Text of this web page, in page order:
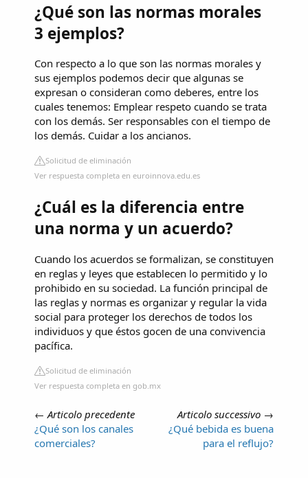
¿Qué son las normas morales
3 ejemplos?
Con respecto a lo que son las normas morales y
sus ejemplos podemos decir que algunas se
expresan o consideran como deberes, entre los
cuales tenemos: Emplear respeto cuando se trata
con los demás. Ser responsables con el tiempo de
los demás. Cuidar a los ancianos.
Solicitud de eliminación
Ver respuesta completa en euroinnova.edu.es
¿Cuál es la diferencia entre
una norma y un acuerdo?
Cuando los acuerdos se formalizan, se constituyen
en reglas y leyes que establecen lo permitido y lo
prohibido en su sociedad. La función principal de
las reglas y normas es organizar y regular la vida
social para proteger los derechos de todos los
individuos y que éstos gocen de una convivencia
pacífica.
Solicitud de eliminación
Ver respuesta completa en gob.mx
← Articolo precedente
¿Qué son los canales
comerciales?
Articolo successivo →
¿Qué bebida es buena
para el reflujo?